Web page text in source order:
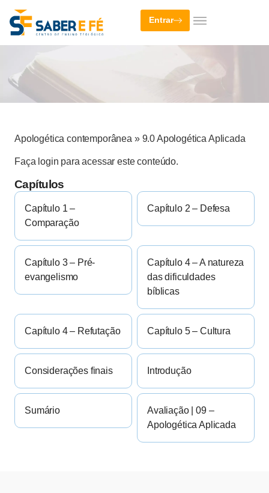
Entrar
Apologética contemporânea » 9.0 Apologética Aplicada
Faça login para acessar este conteúdo.
Capítulos
Capítulo 1 –
Comparação
Capítulo 2 – Defesa
Capítulo 3 – Pré-
evangelismo
Capítulo 4 – A natureza
das dificuldades
bíblicas
Capítulo 4 – Refutação Capítulo 5 – Cultura
Considerações finais Introdução
Sumário
Avaliação | 09 –
Apologética Aplicada